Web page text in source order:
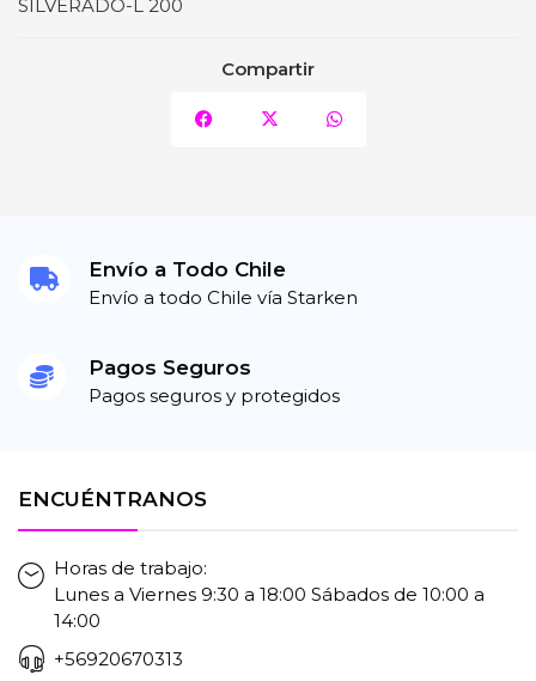
SILVERADO-L 200
Compartir
Envío a Todo Chile
Envío a todo Chile vía Starken
Pagos Seguros
Pagos seguros y protegidos
ENCUÉNTRANOS
Horas de trabajo:
Lunes a Viernes 9:30 a 18:00 Sábados de 10:00 a
14:00
+56920670313